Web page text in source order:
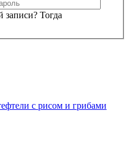
записи? Тогда
с рисом и грибами